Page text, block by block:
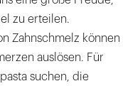
zu erteilen.
Zahnschmelz können
auslösen. Für
suchen, die